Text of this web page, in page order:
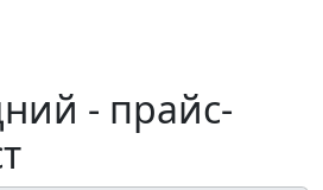
[1]
- прайс-